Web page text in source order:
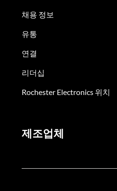
채용 정보
유통
연결
리더십
Rochester Electronics 위치
제조업체